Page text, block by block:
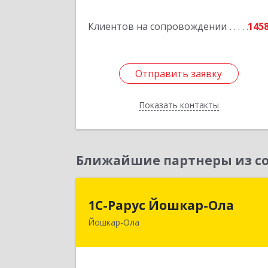
Клиентов на сопровождении
Отправить заявку
Показать контакты
Отправить заявку
Назад
Ближайшие партнеры из
1С-Рарус Йошкар-Ола
Йошкар-Ола
1С-Рарус Йошкар-Ола
424004, Марий Эл Респ, Йошкар-Ола г,